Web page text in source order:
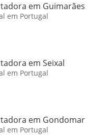
em Guimarães
em Portugal
em Seixal
em Portugal
em Gondomar
em Portugal